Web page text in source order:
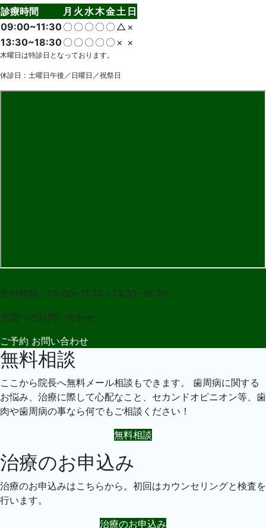
診療時間 月 火水木金土 日
09:00~11:30〇 〇 〇 〇 〇 △ ×
13:30~18:30〇 〇 〇 〇 〇 × ×
木曜日は特診日となっております。
休診日：土曜日午後／日曜日／祝祭日
受付時間：09:00~11:30 / 13:30~18:30
当院へのお問い合わせ
ご予約 お問い合わせ
無料相談
ここから院長へ無料メール相談もできます。 歯周病に関する
お悩み、治療に際して心配なこと、セカンドオピニオン等、歯
肉や歯周病の事なら何でもご相談ください！
無料相談
治療のお申込み
治療のお申込みはこちらから。初回はカウンセリングと検査を
行います。
治療のお申込み